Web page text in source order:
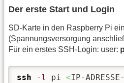
Der erste Start und Login
SD-Karte in den Raspberry Pi
(Spannungsversorgung
Für ein erstes SSH-Login: user:
ssh -l pi <IP-